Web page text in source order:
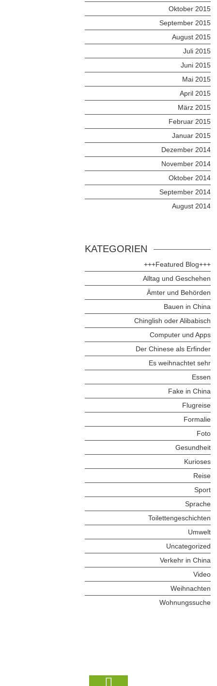
Oktober 2015
September 2015
August 2015
Juli 2015
Juni 2015
Mai 2015
April 2015
März 2015
Februar 2015
Januar 2015
Dezember 2014
November 2014
Oktober 2014
September 2014
August 2014
KATEGORIEN
+++Featured Blog+++
Alltag und Geschehen
Ämter und Behörden
Bauen in China
Chinglish oder Alibabisch
Computer und Apps
Der Chinese als Erfinder
Es weihnachtet sehr
Essen
Fake in China
Flugreise
Formalie
Foto
Gesundheit
Kurioses
Reise
Sport
Sprache
Toilettengeschichten
Umwelt
Uncategorized
Verkehr in China
Video
Weihnachten
Wohnungssuche